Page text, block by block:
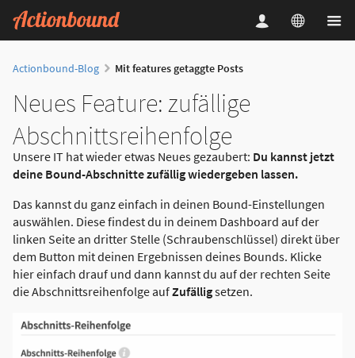
Actionbound-Blog Mit features getaggte Posts
Neues Feature: zufällige
Abschnittsreihenfolge
Unsere IT hat wieder etwas Neues gezaubert: Du kannst jetzt
deine Bound-Abschnitte zufällig wiedergeben lassen.
Das kannst du ganz einfach in deinen Bound-Einstellungen
auswählen. Diese findest du in deinem Dashboard auf der
linken Seite an dritter Stelle (Schraubenschlüssel) direkt über
dem Button mit deinen Ergebnissen deines Bounds. Klicke
hier einfach drauf und dann kannst du auf der rechten Seite
die Abschnittsreihenfolge aufZufälligsetzen.